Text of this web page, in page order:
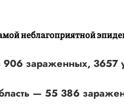
неблагоприятной
зараженных, 3657
— 55 386